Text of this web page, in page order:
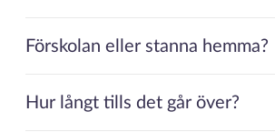
Förskolan eller stanna hemma?
Hur långt tills det går över?